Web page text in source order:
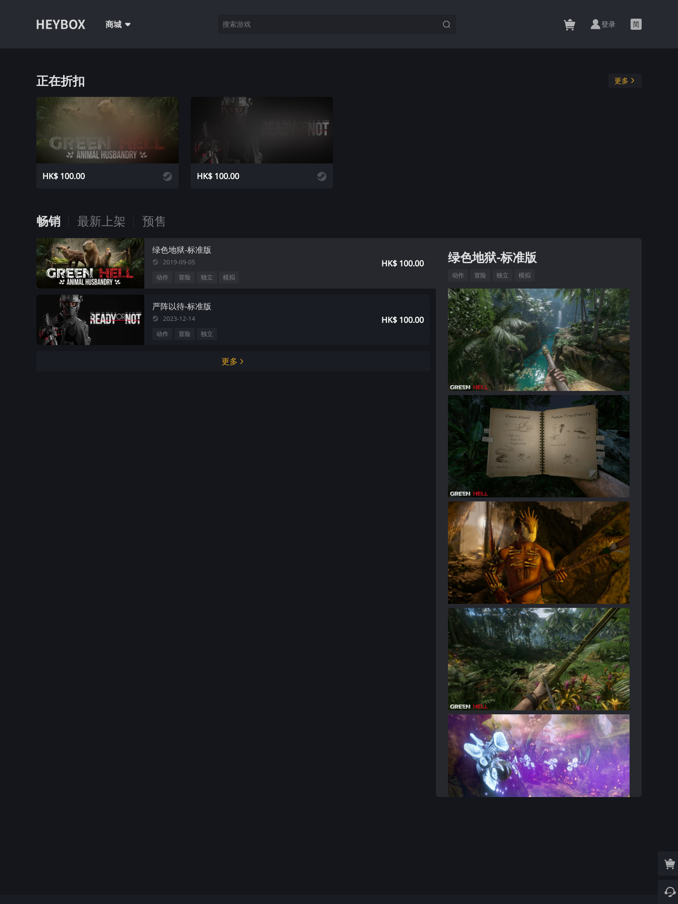
商城 登录 简
正在折扣 更多
HK$ 100.00 HK$ 100.00
畅销 最新上架 预售
绿色地狱-标准版
2019-09-05
动作
冒险 独立 模拟
HK$ 100.00
严阵以待-标准版
2023-12-14
动作
冒险 独立
HK$ 100.00
更多
绿色地狱-标准版
动作 冒险 独立 模拟